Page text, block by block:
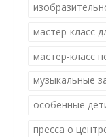
мастер-класс
мастер-класс
музыкальные
особенные
пресса о